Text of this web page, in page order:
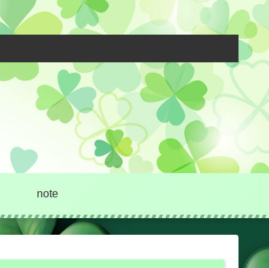
note